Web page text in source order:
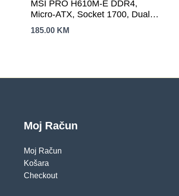
MSI PRO H610M-E DDR4,
Micro-ATX, Socket 1700, Dual
Channel DDR4 3200(OC)MHz,
1x PCIe x16 slots, 1x M.2 slots,
185.00 KM
Moj Račun
Moj Račun
Košara
Checkout